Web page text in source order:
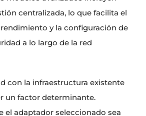
centralizada, lo que facilita el
y la configuración de
a lo largo de la red
con la infraestructura existente
un factor determinante.
el adaptador seleccionado sea